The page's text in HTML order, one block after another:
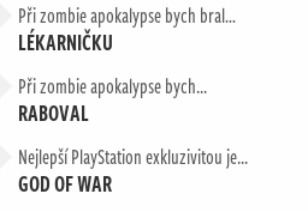
Při zombie apokalypse bych bral…
LÉKARNIČKU
Při zombie apokalypse bych...
RABOVAL
Nejlepší PlayStation exkluzivitou je...
GOD OF WAR